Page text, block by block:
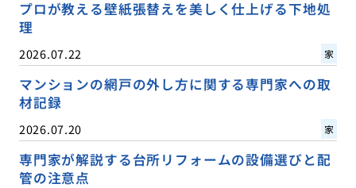
プロが教える壁紙張替えを美しく仕上げる下地処
理
2026.07.22 家
マンションの網戸の外し方に関する専門家への取
材記録
2026.07.20 家
専門家が解説する台所リフォームの設備選びと配
管の注意点